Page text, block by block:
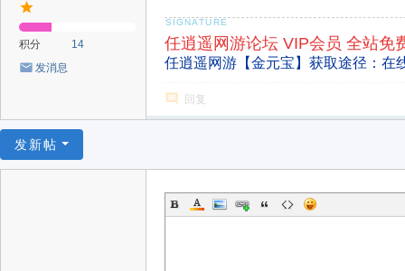
积分
14
发消息
任逍遥网游论坛 VIP会员 全站免
任逍遥网游【金元宝】获取途径：在
回复
发新帖